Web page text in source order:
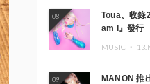
08
Toua、收錄
am I』發行
MUSIC ・
09 MANON 推